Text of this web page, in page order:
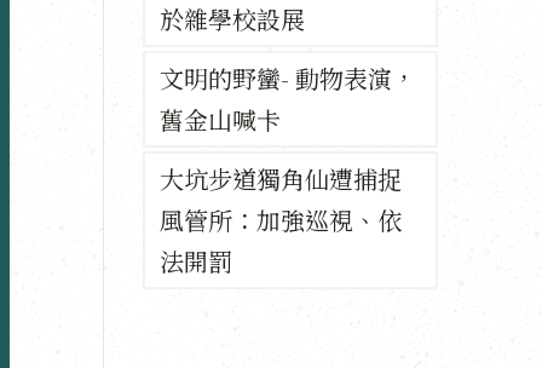
於雜學校設展
文明的野蠻- 動物表演，
舊金山喊卡
大坑步道獨角仙遭捕捉
風管所：加強巡視、依
法開罰